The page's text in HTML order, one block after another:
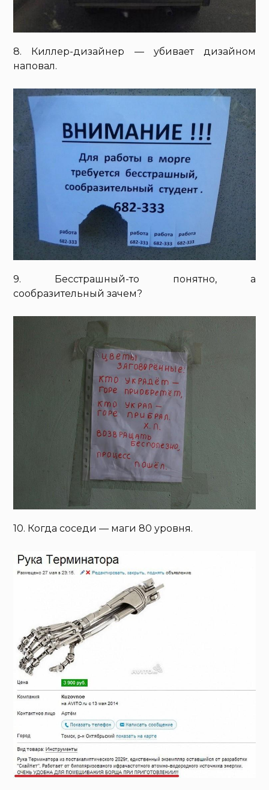
8. Киллер-дизайнер — убивает дизайном
наповал.
9. Бесстрашный-то понятно, а
сообразительный зачем?
10. Когда соседи — маги 80 уровня.